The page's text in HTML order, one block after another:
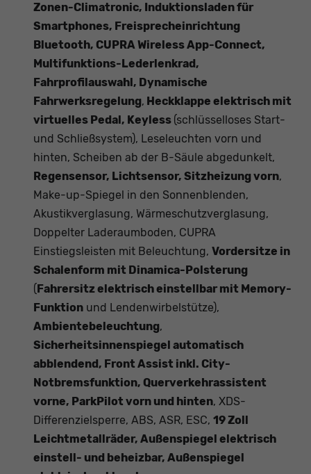
Zonen-Climatronic, Induktionsladen für
Smartphones, Freisprecheinrichtung
Bluetooth, CUPRA Wireless App-Connect,
Multifunktions-Lederlenkrad,
Fahrprofilauswahl, Dynamische
Fahrwerksregelung, Heckklappe elektrisch mit
virtuelles Pedal, Keyless (schlüsselloses Start-
und Schließsystem), Leseleuchten vorn und
hinten, Scheiben ab der B-Säule abgedunkelt,
Regensensor, Lichtsensor, Sitzheizung vorn,
Make-up-Spiegel in den Sonnenblenden,
Akustikverglasung, Wärmeschutzverglasung,
Doppelter Laderaumboden, CUPRA
Einstiegsleisten mit Beleuchtung, Vordersitze in
Schalenform mit Dinamica-Polsterung
( Fahrersitz elektrisch einstellbar mit Memory-
Funktion und Lendenwirbelstütze),
Ambientebeleuchtung,
Sicherheitsinnenspiegel automatisch
abblendend, Front Assist inkl. City-
Notbremsfunktion, Querverkehrassistent
vorne, ParkPilot vorn und hinten, XDS-
Differenzielsperre, ABS, ASR, ESC, 19 Zoll
Leichtmetallräder, Außenspiegel elektrisch
einstell- und beheizbar, Außenspiegel